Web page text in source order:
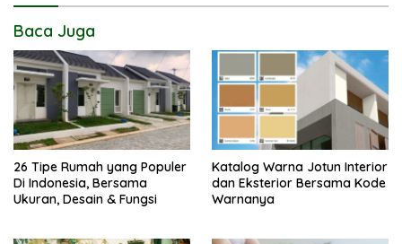
Baca Juga
26 Tipe Rumah yang Populer
Di Indonesia, Bersama
Ukuran, Desain & Fungsi
Katalog Warna Jotun Interior
dan Eksterior Bersama Kode
Warnanya